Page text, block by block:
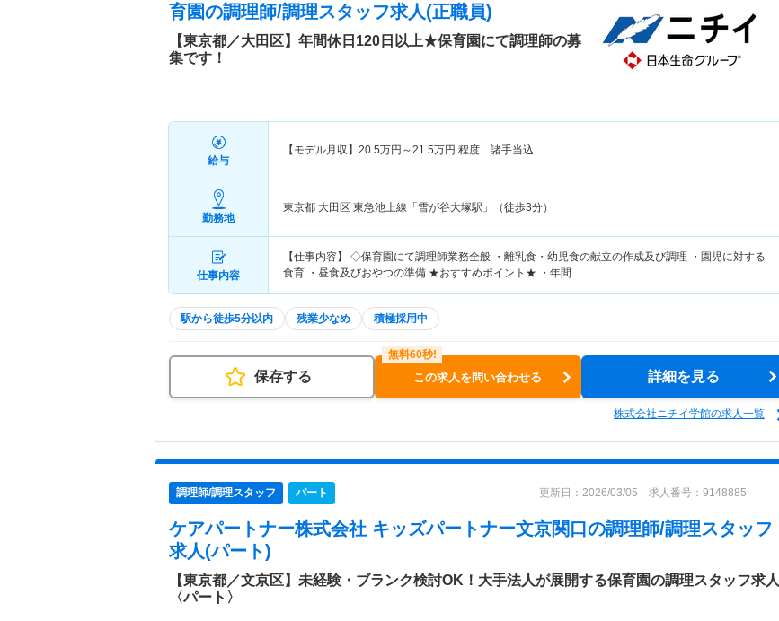
育園の調理師/調理スタッフ求人(正職員)
【東京都／大田区】年間休日120日以上★保育園にて調理師の募
集です！
給与
【モデル月収】 20.5万円～21.5万円 程度 諸手当込
勤務地
東京都 大田区 東急池上線「雪が谷大塚駅」（徒歩3分）
仕事内容
【仕事内容】 ◇保育園にて調理師業務全般 ・離乳食・幼児食の献立の作成及び調理 ・園児に対する
食育 ・昼食及びおやつの準備 ★おすすめポイント★ ・年間…
駅から徒歩5分以内 残業少なめ 積極採用中
保存する この求人を問い合わせる 詳細を見る
株式会社ニチイ学館の求人一覧
調理師/調理スタッフ パート 更新日：2026/03/05 求人番号：9148885
ケアパートナー株式会社 キッズパートナー文京関口の調理師/調理スタッフ
求人(パート)
【東京都／文京区】未経験・ブランク検討OK！大手法人が展開する保育園の調理スタッフ求人
〈パート〉